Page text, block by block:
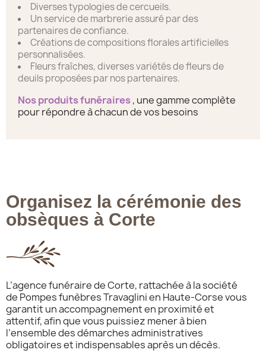
Diverses typologies de cercueils.
Un service de marbrerie assuré par des
partenaires de confiance.
Créations de compositions florales artificielles
personnalisées.
Fleurs fraîches, diverses variétés de fleurs de
deuils proposées par nos partenaires.
Nos produits funéraires, une gamme complète
pour répondre à chacun de vos besoins
Organisez la cérémonie des
obsèques à Corte
L’agence funéraire de Corte, rattachée à la société
de Pompes funèbres Travaglini en Haute-Corse vous
garantit un accompagnement en proximité et
attentif, afin que vous puissiez mener à bien
l’ensemble des démarches administratives
obligatoires et indispensables après un décès.